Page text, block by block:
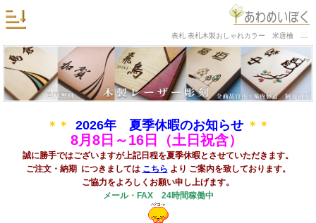
＊＊ 2026年 夏季休暇のお知らせ ＊＊
8月8日～16日（土日祝含）
誠に勝手ではございますが上記日程を夏季休暇とさせていただきます。
ご注文・納期 につきましては こちら より ご案内を致しております。
ご協力をよろしくお願い申し上げます。
メール・FAX 24時間稼働中